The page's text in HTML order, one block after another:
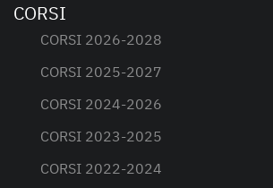
CORSI
CORSI 2026-2028
CORSI 2025-2027
CORSI 2024-2026
CORSI 2023-2025
CORSI 2022-2024